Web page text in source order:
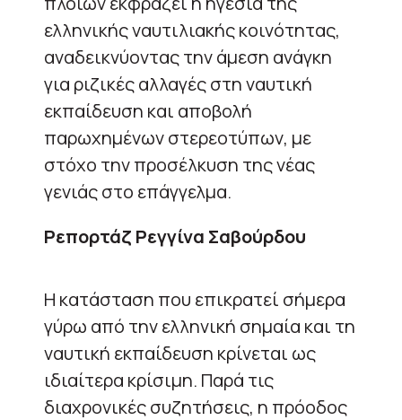
ελληνικής ναυτιλιακής κοινότητας,
αναδεικνύοντας την άμεση ανάγκη
για ριζικές αλλαγές στη ναυτική
εκπαίδευση και αποβολή
παρωχημένων στερεοτύπων, με
στόχο την προσέλκυση της νέας
γενιάς στο επάγγελμα.
Ρεπορτάζ Ρεγγίνα Σαβούρδου
Η κατάσταση που επικρατεί σήμερα
γύρω από την ελληνική σημαία και τη
ναυτική εκπαίδευση κρίνεται ως
ιδιαίτερα κρίσιμη. Παρά τις
διαχρονικές συζητήσεις, η πρόοδος